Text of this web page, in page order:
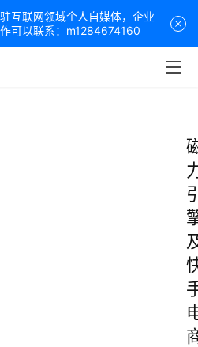
互联网领域个人自媒体，企业
可以联系：m1284674160